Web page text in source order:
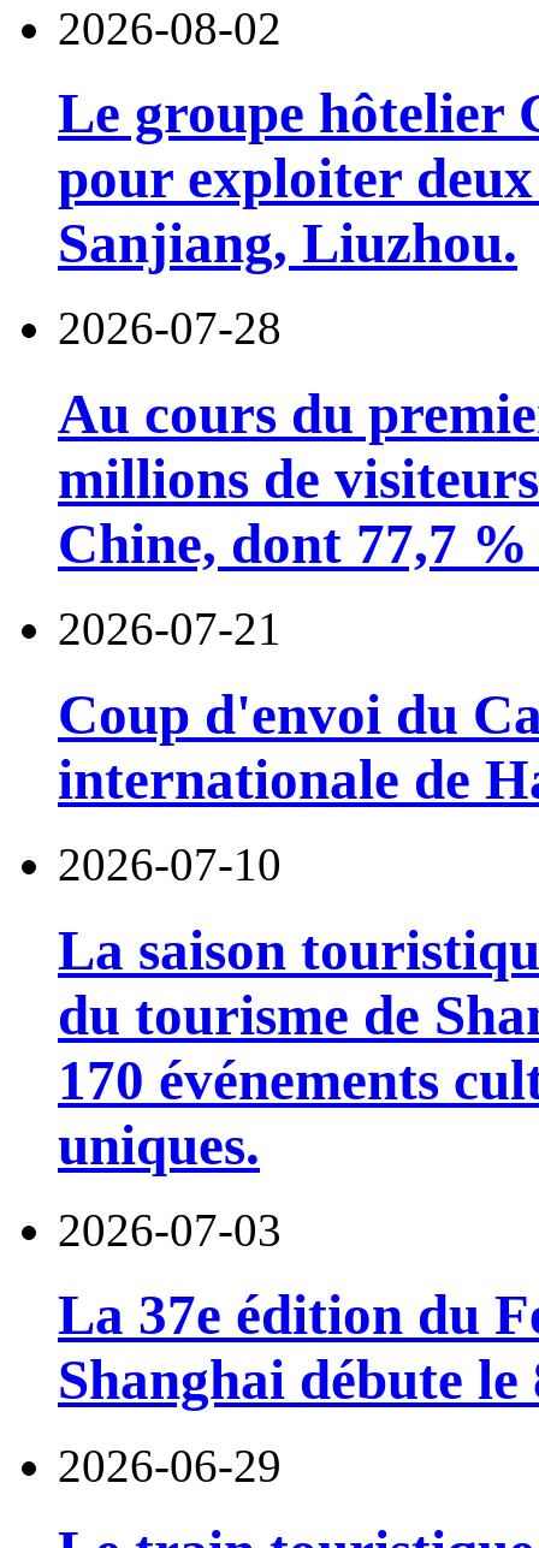
2026-08-02
Le groupe hôtelier
pour exploiter
Sanjiang, Liuzhou.
2026-07-28
Au cours du
millions de
Chine, dont 77,7 %
2026-07-21
Coup d'envoi du
internationale de
2026-07-10
La saison
du tourisme de
170 événements
uniques.
2026-07-03
La 37e édition du
Shanghai débute
2026-06-29